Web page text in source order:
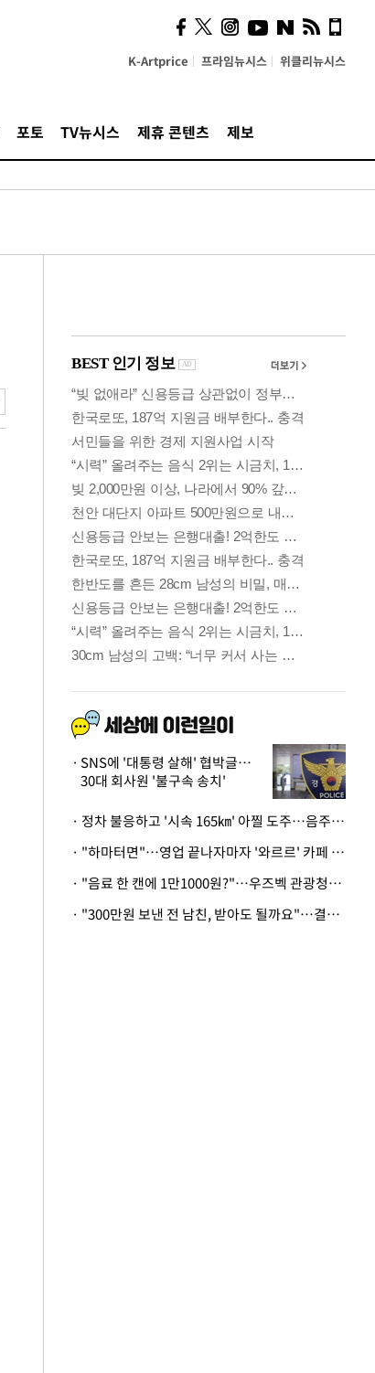
K-Artprice 프라임뉴시스 위클리뉴시스
포토 TV뉴시스 제휴 콘텐츠 제보
"5·8·9호선 출퇴근 혼잡,
정부 국비지원 필요"
SNS에 '대통령 살해' 협박글…
30대 회사원 '불구속 송치'
· 정차 불응하고 '시속 165㎞' 아찔 도주…음주운전자 체포
· "하마터면"…영업 끝나자마자 '와르르' 카페 테라스 덮친 대리석 외벽
· "음료 한 캔에 1만1000원?"…우즈벡 관광청까지 나섰다, 유튜버 폭로 후폭풍
· "300만원 보낸 전 남친, 받아도 될까요"…결혼 앞둔 예비신부의 뜻밖 고충